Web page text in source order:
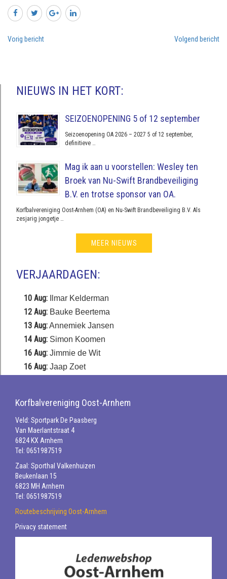
Vorig bericht Volgend bericht
NIEUWS IN HET KORT:
SEIZOENOPENING 5 of 12 september
Seizoenopening OA 2026 – 2027 5 of 12 september,
definitieve …
Mag ik aan u voorstellen: Wesley ten
Broek van Nu-Swift Brandbeveiliging
B.V. en trotse sponsor van OA.
Korfbalvereniging Oost-Arnhem (OA) en Nu-Swift Brandbeveiliging B.V. Als
zesjarig jongetje …
MEER NIEUWS
VERJAARDAGEN:
10 Aug: Ilmar Kelderman
12 Aug: Bauke Beertema
13 Aug:Annemiek Jansen
14 Aug: Simon Koomen
16 Aug: Jimmie de Wit
16 Aug: Jaap Zoet
Korfbalvereniging Oost-Arnhem
Veld: Sportpark De Paasberg
Van Maerlantstraat 4
6824 KX Arnhem
Tel: 0651987519
Zaal: Sporthal Valkenhuizen
Beukenlaan 15
6823 MH Arnhem
Tel: 0651987519
Routebeschrijving Oost-Arnhem
Privacy statement